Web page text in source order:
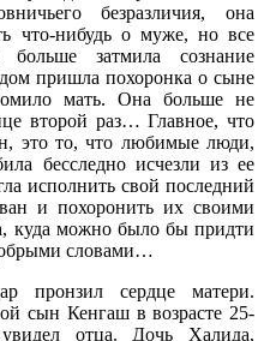
безразличия, она
что-нибудь о муже, но все
затмила сознание
пришла похоронка о сыне
мать. Она больше не
второй раз… Главное, что
это то, что любимые люди,
бесследно исчезли из ее
исполнить свой последний
и похоронить их своими
куда можно было бы придти
словами…
пронзил сердце матери.
сын Кенгаш в возрасте 25-
отца. Дочь Халида,